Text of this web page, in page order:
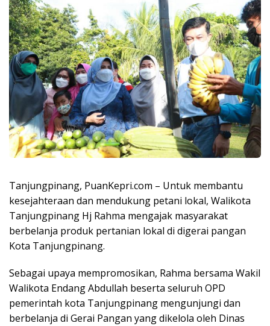
Tanjungpinang, PuanKepri.com – Untuk membantu
kesejahteraan dan mendukung petani lokal, Walikota
Tanjungpinang Hj Rahma mengajak masyarakat
berbelanja produk pertanian lokal di digerai pangan
Kota Tanjungpinang.
Sebagai upaya mempromosikan, Rahma bersama Wakil
Walikota Endang Abdullah beserta seluruh OPD
pemerintah kota Tanjungpinang mengunjungi dan
berbelanja di Gerai Pangan yang dikelola oleh Dinas